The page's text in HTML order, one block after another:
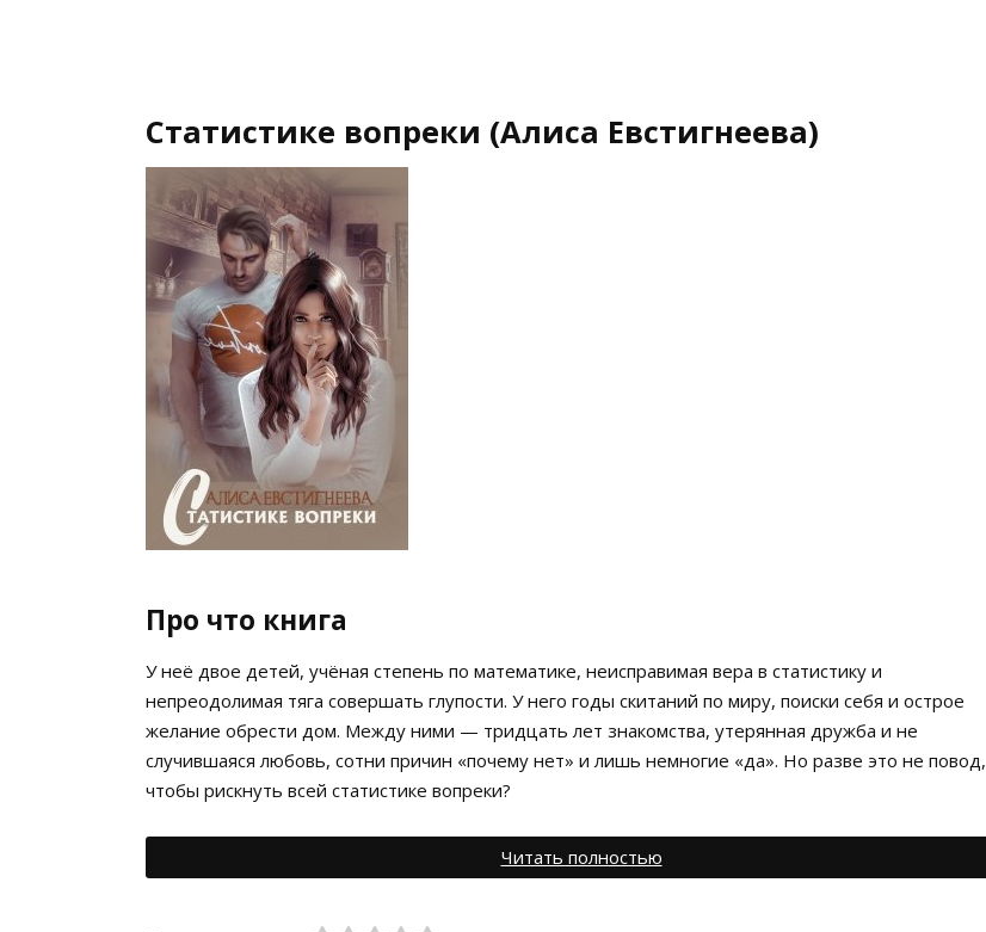
Статистике вопреки (Алиса Евстигнеева)
Про что книга
У неё двое детей, учёная степень по математике, неисправимая вера в статистику и
непреодолимая тяга совершать глупости. У него годы скитаний по миру, поиски себя и острое
желание обрести дом. Между ними — тридцать лет знакомства, утерянная дружба и не
случившаяся любовь, сотни причин «почему нет» и лишь немногие «да». Но разве это не повод,
чтобы рискнуть всей статистике вопреки?
Читать полностью